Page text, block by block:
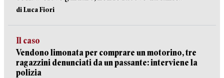
di Luca Fiori
Il caso
Vendono limonata per comprare un motorino, tre
ragazzini denunciati da un passante: interviene la
polizia